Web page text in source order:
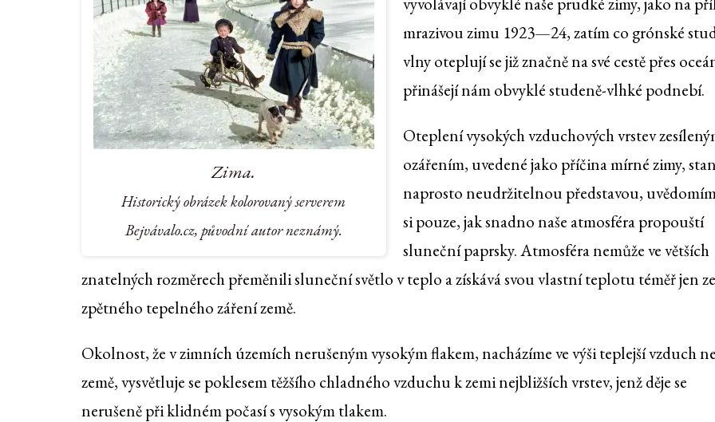
Zima.
Historický obrázek kolorovaný serverem
Bejvávalo.cz, původní autor neznámý.
mrazivou zimu 1923—24, zatím co grónské
vlny oteplují se již značně na své cestě přes
přinášejí nám obvyklé studeně-vlhké podnebí.
Oteplení vysokých vzduchových vrstev
ozářením, uvedené jako příčina mírné zimy,
naprosto neudržitelnou představou,
si pouze, jak snadno naše atmosféra propouští
sluneční paprsky. Atmosféra nemůže ve větších
znatelných rozměrech přeměnili sluneční světlo v teplo a získává svou vlastní teplotu téměř jen ze
zpětného tepelného záření země.
Okolnost, že v zimních územích nerušeným vysokým flakem, nacházíme ve výši teplejší vzduch
země, vysvětluje se poklesem těžšího chladného vzduchu k zemi nejbližších vrstev, jenž děje se
nerušeně při klidném počasí s vysokým tlakem.